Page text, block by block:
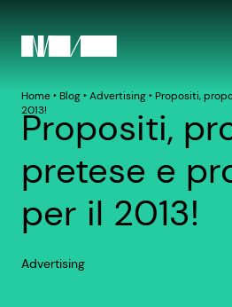
Home‣ Blog‣Advertising‣ Propositi,
2013!
Propositi,
pretese e
per il 2013!
Advertising